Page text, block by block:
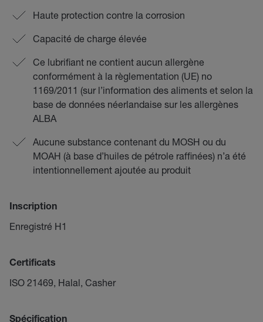
Haute protection contre la corrosion
Capacité de charge élevée
Ce lubrifiant ne contient aucun allergène
conformément à la règlementation (UE) no
1169/2011 (sur l’information des aliments et selon la
base de données néerlandaise sur les allergènes
ALBA
Aucune substance contenant du MOSH ou du
MOAH (à base d’huiles de pétrole raffinées) n’a été
intentionnellement ajoutée au produit
Inscription
Enregistré H1
Certificats
ISO 21469, Halal, Casher